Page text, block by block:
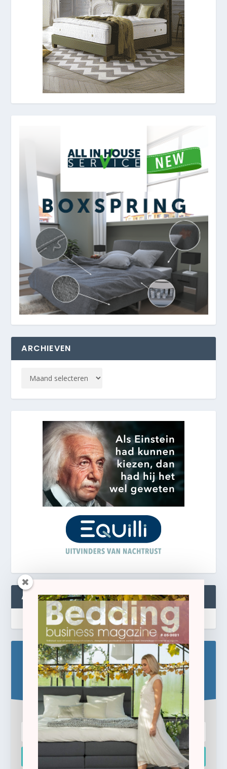
ARCHIEVEN
ABONNEREN
Blijf op de hoogte!
Schrijf u hier in voor de gratis e-newsletter.
Inschrijven